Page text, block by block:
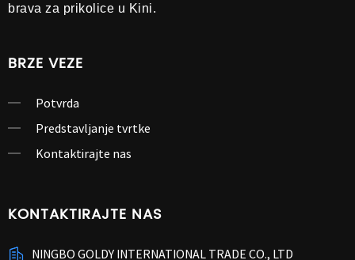
brava za prikolice u Kini.
BRZE VEZE
Potvrda
Predstavljanje tvrtke
Kontaktirajte nas
KONTAKTIRAJTE NAS
NINGBO GOLDY INTERNATIONAL TRADE CO., LTD